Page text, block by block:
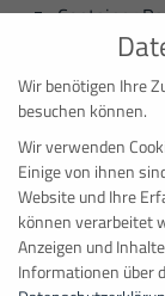
Container
Zur
Wir benötigen Ihre
besuchen können.
Wir verwenden
Einige von ihnen
Website und Ihre
können verarbeitet
Anzeigen und
Informationen über